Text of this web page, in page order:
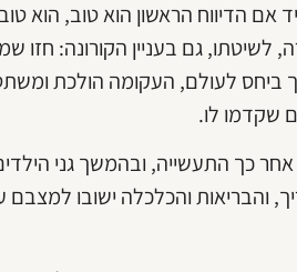
הדיווח הראשון הוא טוב, הוא טוב
גם בעניין הקורונה: חזו
ביחס לעולם, העקומה הולכת
שקדמו לו.
כך התעשייה, ובהמשך גני
והבריאות והכלכלה ישובו למצבם